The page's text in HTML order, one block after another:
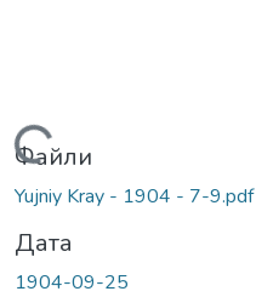
Вантажиться...
Файли
Yujniy Kray - 1904 - 7-9.pdf
Дата
1904-09-25